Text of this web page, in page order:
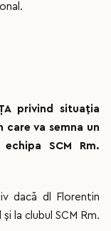
privind situația
care va semna un
SCM Rm.
dacă dl Florentin
la clubul SCM Rm.